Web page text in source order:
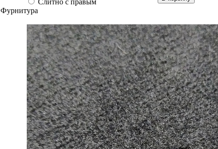
Слитно с правым
Фурнитура